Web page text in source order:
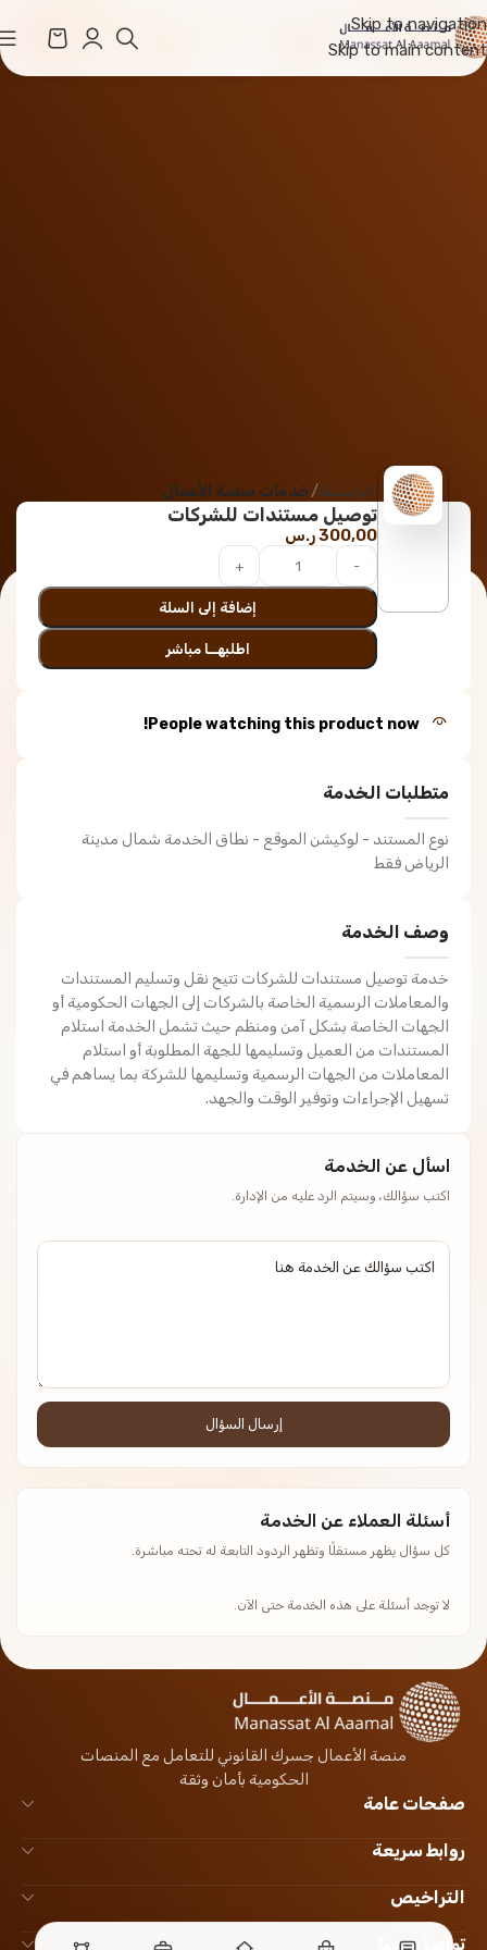
Skip to navigation
Skip to main content
الرئيسية خدمات منصة الأعمال
توصيل مستندات للشركات
300,00ر.س
إضافة إلى السلة
اطلبهــا مباشر
People watching this product now!
متطلبات الخدمة
نوع المستند - لوكيشن الموقع - نطاق الخدمة شمال مدينة
الرياض فقط
وصف الخدمة
خدمة توصيل مستندات للشركات تتيح نقل وتسليم المستندات
والمعاملات الرسمية الخاصة بالشركات إلى الجهات الحكومية أو
الجهات الخاصة بشكل آمن ومنظم حيث تشمل الخدمة استلام
المستندات من العميل وتسليمها للجهة المطلوبة أو استلام
المعاملات من الجهات الرسمية وتسليمها للشركة بما يساهم في
تسهيل الإجراءات وتوفير الوقت والجهد.
اسأل عن الخدمة
اكتب سؤالك، وسيتم الرد عليه من الإدارة.
إرسال السؤال
أسئلة العملاء عن الخدمة
كل سؤال يظهر مستقلًا وتظهر الردود التابعة له تحته مباشرة.
لا توجد أسئلة على هذه الخدمة حتى الآن.
منصة الأعمال جسرك القانوني للتعامل مع المنصات
الحكومية بأمان وثقة
صفحات عامة
روابط سريعة
التراخيص
تواصل معنا